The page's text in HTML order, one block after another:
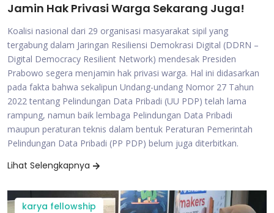
Jamin Hak Privasi Warga Sekarang Juga!
Koalisi nasional dari 29 organisasi masyarakat sipil yang
tergabung dalam Jaringan Resiliensi Demokrasi Digital (DDRN –
Digital Democracy Resilient Network) mendesak Presiden
Prabowo segera menjamin hak privasi warga. Hal ini didasarkan
pada fakta bahwa sekalipun Undang-undang Nomor 27 Tahun
2022 tentang Pelindungan Data Pribadi (UU PDP) telah lama
rampung, namun baik lembaga Pelindungan Data Pribadi
maupun peraturan teknis dalam bentuk Peraturan Pemerintah
Pelindungan Data Pribadi (PP PDP) belum juga diterbitkan.
Lihat Selengkapnya
karya fellowship